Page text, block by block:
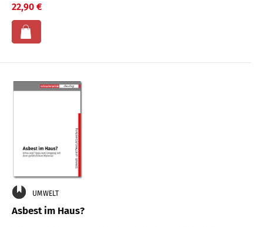
22,90 €
UMWELT
Asbest im Haus?